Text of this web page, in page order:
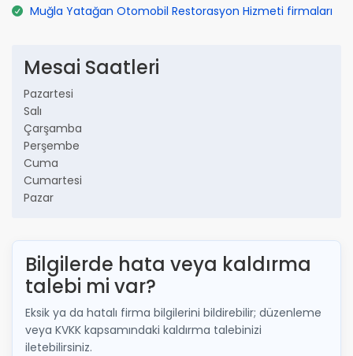
Muğla Yatağan Otomobil Restorasyon Hizmeti firmaları
Mesai Saatleri
Pazartesi
Salı
Çarşamba
Perşembe
Cuma
Cumartesi
Pazar
Bilgilerde hata veya kaldırma
talebi mi var?
Eksik ya da hatalı firma bilgilerini bildirebilir; düzenleme
veya KVKK kapsamındaki kaldırma talebinizi
iletebilirsiniz.